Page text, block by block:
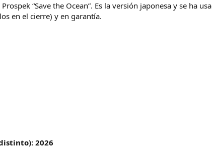
“Save the Ocean”. Es la versión japonesa y se ha
en el cierre) y en garantía.
2026